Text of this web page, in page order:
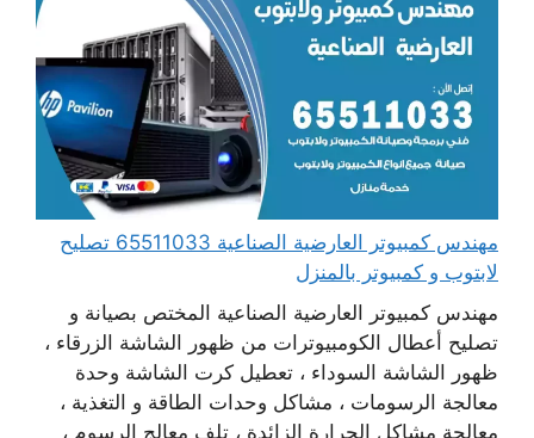
مهندس كمبيوتر العارضية الصناعية 65511033 تصليح
لابتوب و كمبيوتر بالمنزل
مهندس كمبيوتر العارضية الصناعية المختص بصيانة و
تصليح أعطال الكومبيوترات من ظهور الشاشة الزرقاء ،
ظهور الشاشة السوداء ، تعطيل كرت الشاشة وحدة
معالجة الرسومات ، مشاكل وحدات الطاقة و التغذية ،
معالجة مشاكل الحرارة الزائدة ، تلف معالج الرسوم ،